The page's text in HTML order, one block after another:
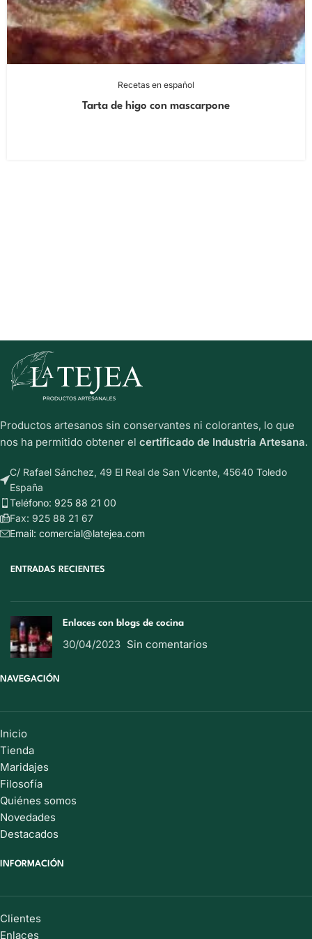
Recetas en español
Tarta de higo con mascarpone
Productos artesanos sin conservantes ni colorantes, lo que
nos ha permitido obtener el certificado de Industria Artesana.
C/ Rafael Sánchez, 49 El Real de San Vicente, 45640 Toledo
España
Teléfono: 925 88 21 00
Fax: 925 88 21 67
Email: comercial@latejea.com
ENTRADAS RECIENTES
Enlaces con blogs de cocina
30/04/2023 Sin comentarios
NAVEGACIÓN
Inicio
Tienda
Maridajes
Filosofía
Quiénes somos
Novedades
Destacados
INFORMACIÓN
Clientes
Enlaces